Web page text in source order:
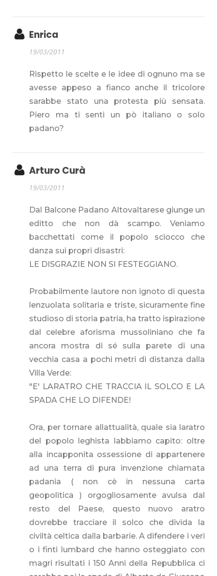
Enrica
19/03/2011
Rispetto le scelte e le idee di ognuno ma se
avesse appeso a fianco anche il tricolore
sarabbe stato una protesta più sensata.
Piero ma ti senti un pò italiano o solo
padano?
Arturo Curà
19/03/2011
Dal Balcone Padano Altovaltarese giunge un
editto che non dà scampo. Veniamo
bacchettati come il popolo sciocco che
danza sui propri disastri:
LE DISGRAZIE NON SI FESTEGGIANO.
Probabilmente lautore non ignoto di questa
lenzuolata solitaria e triste, sicuramente fine
studioso di storia patria, ha tratto ispirazione
dal celebre aforisma mussoliniano che fa
ancora mostra di sé sulla parete di una
vecchia casa a pochi metri di distanza dalla
Villa Verde:
"E' LARATRO CHE TRACCIA IL SOLCO E LA
SPADA CHE LO DIFENDE!
Ora, per tornare allattualità, quale sia laratro
del popolo leghista labbiamo capito: oltre
alla incapponita ossessione di appartenere
ad una terra di pura invenzione chiamata
padania ( non cè in nessuna carta
geopolitica ) orgogliosamente avulsa dal
resto del Paese, questo nuovo aratro
dovrebbe tracciare il solco che divida la
civiltà celtica dalla barbarie. A difendere i veri
o i finti lumbard che hanno osteggiato con
magri risultati i 150 Anni della Repubblica ci